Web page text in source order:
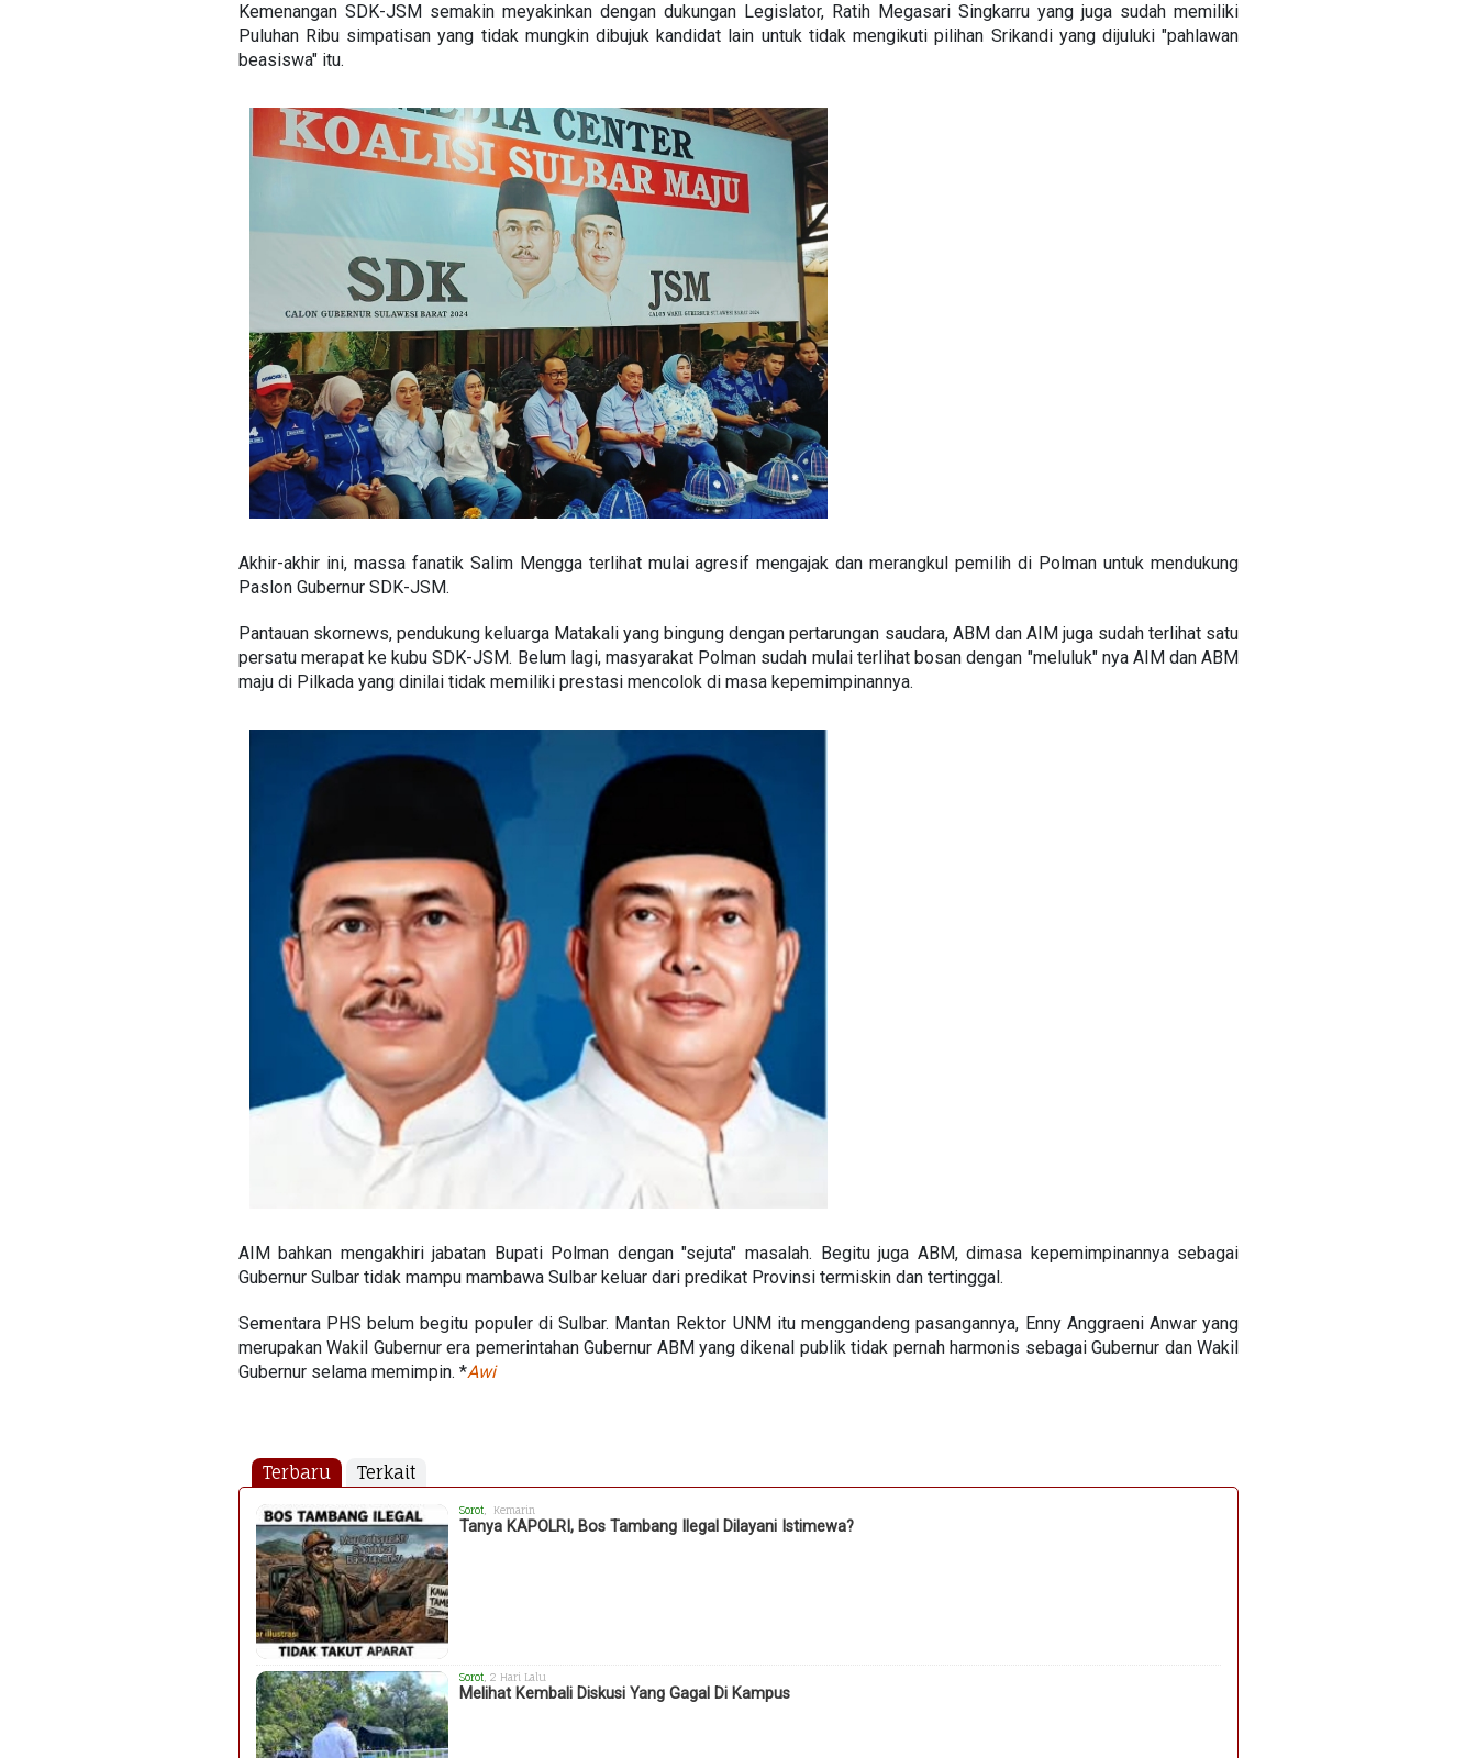
Kemenangan SDK-JSM semakin meyakinkan dengan dukungan Legislator, Ratih Megasari Singkarru yang juga sudah memiliki
Puluhan Ribu simpatisan yang tidak mungkin dibujuk kandidat lain untuk tidak mengikuti pilihan Srikandi yang dijuluki "pahlawan
beasiswa" itu.
Akhir-akhir ini, massa fanatik Salim Mengga terlihat mulai agresif mengajak dan merangkul pemilih di Polman untuk mendukung
Paslon Gubernur SDK-JSM.
Pantauan skornews, pendukung keluarga Matakali yang bingung dengan pertarungan saudara, ABM dan AIM juga sudah terlihat satu
persatu merapat ke kubu SDK-JSM. Belum lagi, masyarakat Polman sudah mulai terlihat bosan dengan "meluluk" nya AIM dan ABM
maju di Pilkada yang dinilai tidak memiliki prestasi mencolok di masa kepemimpinannya.
AIM bahkan mengakhiri jabatan Bupati Polman dengan "sejuta" masalah. Begitu juga ABM, dimasa kepemimpinannya sebagai
Gubernur Sulbar tidak mampu mambawa Sulbar keluar dari predikat Provinsi termiskin dan tertinggal.
Sementara PHS belum begitu populer di Sulbar. Mantan Rektor UNM itu menggandeng pasangannya, Enny Anggraeni Anwar yang
merupakan Wakil Gubernur era pemerintahan Gubernur ABM yang dikenal publik tidak pernah harmonis sebagai Gubernur dan Wakil
Gubernur selama memimpin. *Awi
Terbaru Terkait
Sorot, Kemarin
Tanya KAPOLRI, Bos Tambang Ilegal Dilayani Istimewa?
Sorot , 2 Hari Lalu
Melihat Kembali Diskusi Yang Gagal Di Kampus